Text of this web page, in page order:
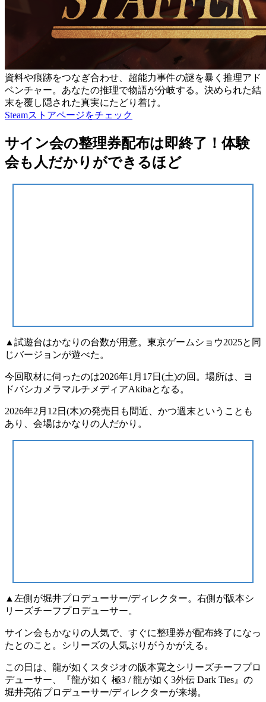
資料や痕跡をつなぎ合わせ、超能力事件の謎を暴く推理アド
ベンチャー。あなたの推理で物語が分岐する。決められた結
末を覆し隠された真実にたどり着け。
Steamストアページをチェック
サイン会の整理券配布は即終了！体験
会も人だかりができるほど
▲試遊台はかなりの台数が用意。東京ゲームショウ2025と同
じバージョンが遊べた。
今回取材に伺ったのは2026年1月17日(土)の回。場所は、ヨ
ドバシカメラマルチメディアAkibaとなる。
2026年2月12日(木)の発売日も間近、かつ週末ということも
あり、会場はかなりの人だかり 。
▲左側が堀井プロデューサー/ディレクター。右側が阪本シ
リーズチーフプロデューサー。
サイン会もかなりの人気で、 すぐに整理券が配布終了になっ
たとのこと。シリーズの人気ぶりがうかがえる。
この日は、龍が如くスタジオの阪本寛之シリーズチーフプロ
デューサー 、『龍が如く 極3 / 龍が如く3外伝 Dark Ties』の
堀井亮佑プロデューサー/ディレクターが来場。